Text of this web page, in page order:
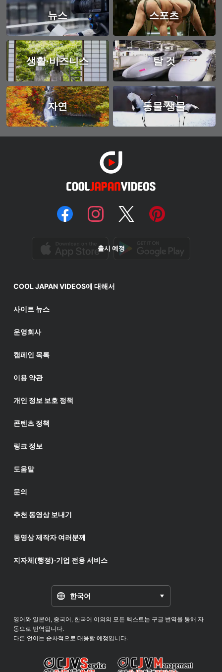
뉴스 스포츠
생활·비즈니스 탈 것
자연 동물·생물
출시 예정
COOL JAPAN VIDEOS에 대해서
사이트 뉴스
운영회사
캠페인 목록
이용 약관
개인 정보 보호 정책
콘텐츠 정책
링크 정보
도움말
문의
추천 동영상 보내기
동영상 제작자 여러분께
지자체(행정)·기업 전용 서비스
한국어
영어와 일본어, 중국어, 한국어 이외의 모든 텍스트는 구글 번역을 통해 자
동으로 번역됩니다.
다른 언어는 순차적으로 대응할 예정입니다.